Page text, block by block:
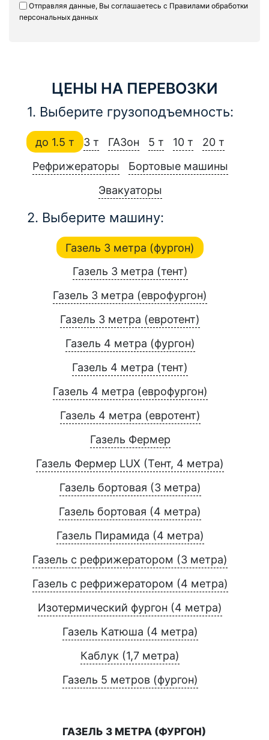
Отправляя данные, Вы соглашаетесь с Правилами обработки
персональных данных
ЦЕНЫ НА ПЕРЕВОЗКИ
1. Выберите грузоподъемность:
до 1.5 т 3 т ГАЗон 5 т 10 т
20 т
Рефрижераторы
Бортовые машины
Эвакуаторы
2. Выберите машину:
Газель 3 метра (фургон)
Газель 3 метра (тент)
Газель 3 метра (еврофургон)
Газель 3 метра (евротент)
Газель 4 метра (фургон)
Газель 4 метра (тент)
Газель 4 метра (еврофургон)
Газель 4 метра (евротент)
Газель Фермер
Газель Фермер LUX (Тент, 4 метра)
Газель бортовая (3 метра)
Газель бортовая (4 метра)
Газель Пирамида (4 метра)
Газель с рефрижератором (3 метра)
Газель с рефрижератором (4 метра)
Изотермический фургон (4 метра)
Газель Катюша (4 метра)
Каблук (1,7 метра)
Газель 5 метров (фургон)
ГАЗЕЛЬ 3 МЕТРА (ФУРГОН)